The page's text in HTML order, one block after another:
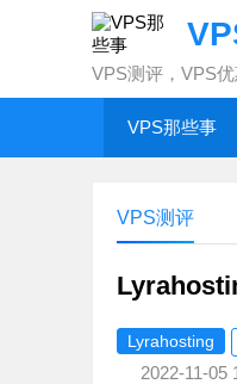
VPS测评，VPS
VPS那些事
VPS测评
Lyrahosting
2022-11-05